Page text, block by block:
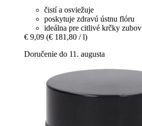
čistí a osviežuje
poskytuje zdravú ústnu flóru
ideálna pre citlivé krčky zubov
€ 9,09 (€ 181,80 / l)
Doručenie do 11. augusta